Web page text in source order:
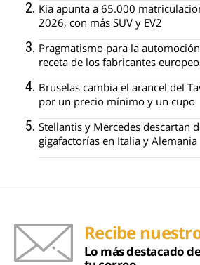
Kia apunta a 65.000
2026, con más SUV y EV2
Pragmatismo para la
receta de los fabricantes
Bruselas cambia el arancel del
por un precio mínimo y un cupo
Stellantis y Mercedes descartan
gigafactorías en Italia y Alemania
Recibe
Lo más destacado